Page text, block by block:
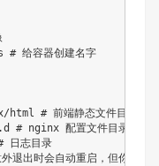
# 给容器创建名字
html # 前端静态文件目录
# nginx 配置文件目录
日志目录
外退出时会自动重启，但你手